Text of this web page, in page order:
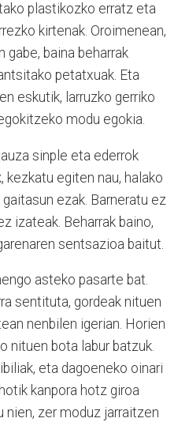
plastikozko erratz eta
kirtenak. Oroimenean,
baina beharrak
petatxuak. Eta
eskutik, larruzko gerriko
modu egokia.
sinple eta ederrok
kezkatu egiten nau, halako
ezak. Barneratu ez
izateak. Beharrak baino,
sentsazioa baitut.
asteko pasarte bat.
sentituta, gordeak nituen
nenbilen igerian. Horien
nituen bota labur batzuk.
eta dagoeneko oinari
kanpora hotz giroa
zer moduz jarraitzen